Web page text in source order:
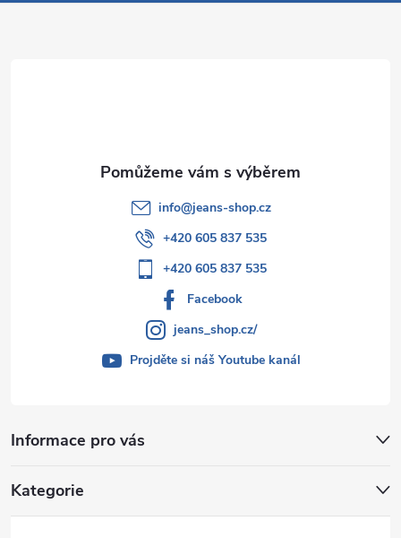
a
Informace pro vás
Kategorie
info@jeans-shop.cz
+420 605 837 535
+420 605 837 535
Facebook
jeans_shop.cz/
Projděte si náš Youtube kanál